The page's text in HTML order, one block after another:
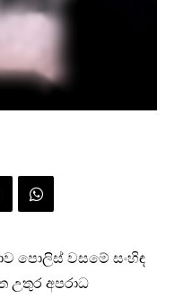
පොලිස් වසමේ සංහිඳ
උතුර අපරාධ